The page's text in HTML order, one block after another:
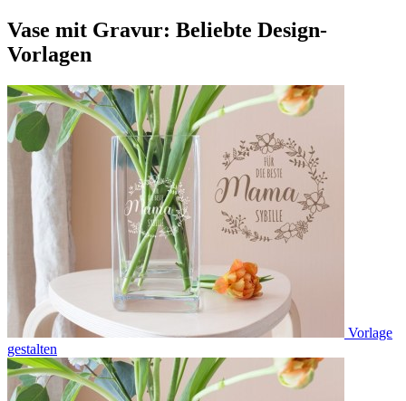
Vase mit Gravur: Beliebte Design-
Vorlagen
Vorlage
gestalten